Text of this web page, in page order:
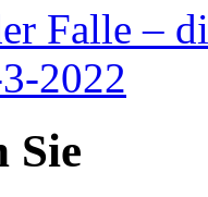
Falle –
2022
Sie